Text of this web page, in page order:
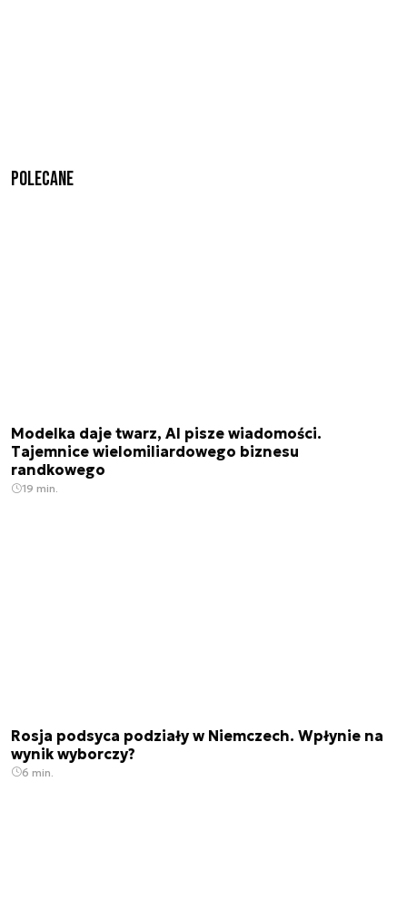
Polecane
Modelka daje twarz, AI pisze wiadomości.
Tajemnice wielomiliardowego biznesu
randkowego
19 min.
Rosja podsyca podziały w Niemczech. Wpłynie na
wynik wyborczy?
6 min.